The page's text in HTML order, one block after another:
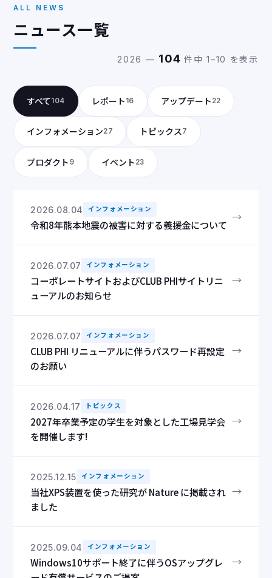
ALL NEWS
ニュース一覧
2026 — 104 件中 1–10 を表示
すべて104 レポート 16 アップデート 22
インフォメーション27 トピックス7
プロダクト 9 イベント 23
2026.08.04 インフォメーション
令和8年熊本地震の被害に対する義援金について
→
2026.07.07 インフォメーション
コーポレートサイトおよびCLUB PHIサイトリニ
ューアルのお知らせ
→
2026.07.07 インフォメーション
CLUB PHI リニューアルに伴うパスワード再設定
のお願い
→
2026.04.17 トピックス
2027年卒業予定の学生を対象とした工場見学会
を開催します!
→
2025.12.15 インフォメーション
当社XPS装置を使った研究が Nature に掲載され
ました
→
2025.09.04 インフォメーション
Windows10サポート終了に伴うOSアップグレ
→